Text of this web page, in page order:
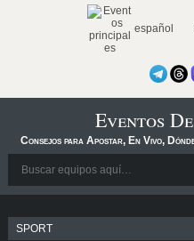
español
Eventos
Consejos para Apostar, En Vivo,